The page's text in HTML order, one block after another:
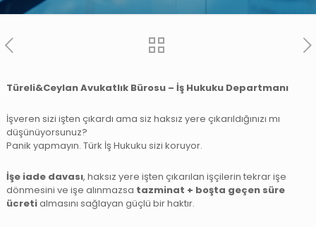
Türeli&Ceylan Avukatlık Bürosu – İş Hukuku Departmanı
İşveren sizi işten çıkardı ama siz haksız yere çıkarıldığınızı mı
düşünüyorsunuz?
Panik yapmayın. Türk İş Hukuku sizi koruyor.
İşe iade davası, haksız yere işten çıkarılan işçilerin tekrar işe
dönmesini ve işe alınmazsa tazminat + boşta geçen süre
ücretialmasını sağlayan güçlü bir haktır.